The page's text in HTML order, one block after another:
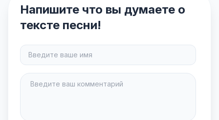
Напишите что вы думаете о
тексте песни!